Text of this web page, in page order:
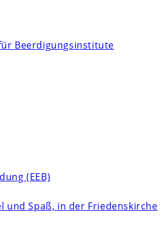
Beerdigungsinstitute
(EEB)
und Spaß, in der Friedenskirche